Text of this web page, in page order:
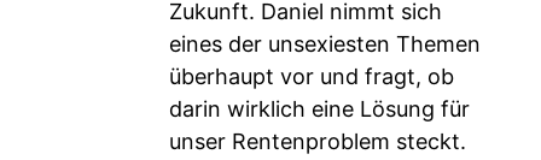
Zukunft. Daniel nimmt sich
eines der unsexiesten Themen
überhaupt vor und fragt, ob
darin wirklich eine Lösung für
unser Rentenproblem steckt.